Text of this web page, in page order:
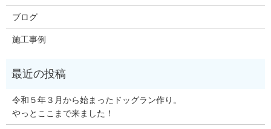
ブログ
施工事例
令和５年３月から始まったドッグラン作り。
やっとここまで来ました！